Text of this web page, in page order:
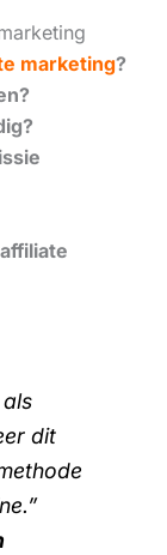
marketing?
dit